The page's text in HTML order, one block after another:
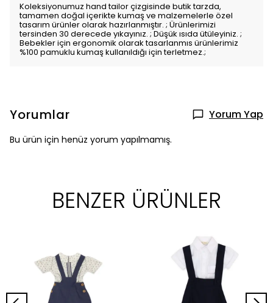
Koleksiyonumuz hand tailor çizgisinde butik tarzda,
tamamen doğal içerikte kumaş ve malzemelerle özel
tasarım ürünler olarak hazırlanmıştır. ; Ürünlerimizi
tersinden 30 derecede yıkayınız. ; Düşük ısıda ütüleyiniz. ;
Bebekler için ergonomik olarak tasarlanmıs ürünlerimiz
%100 pamuklu kumaş kullanıldığı için terletmez.;
Yorumlar Yorum Yap
Bu ürün için henüz yorum yapılmamış.
BENZER ÜRÜNLER